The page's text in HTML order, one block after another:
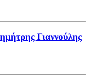
Γιαννούλης